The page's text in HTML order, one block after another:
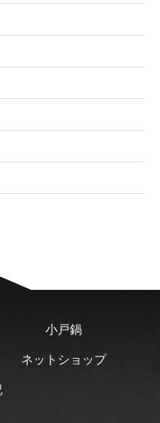
小戸鍋
ネットショップ